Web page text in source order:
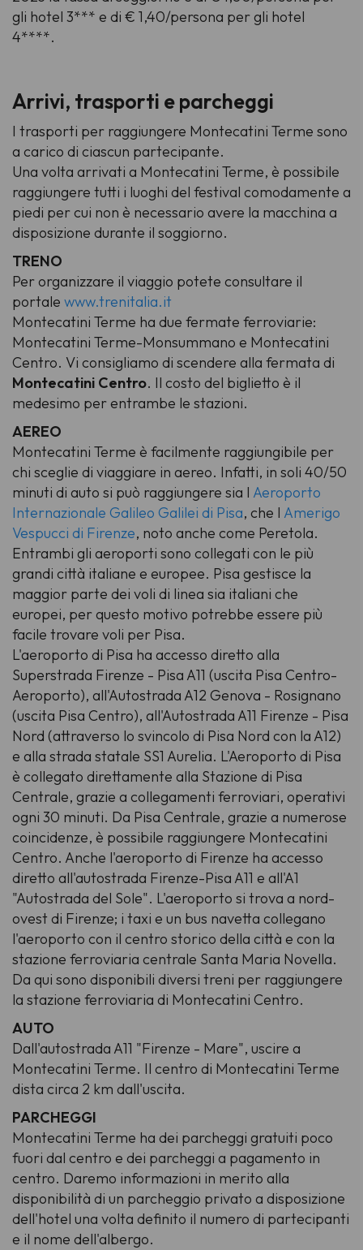
gli hotel 3*** e di € 1,40/persona per gli hotel
4****.
Arrivi, trasporti e parcheggi
I trasporti per raggiungere Montecatini Terme sono
a carico di ciascun partecipante.
Una volta arrivati a Montecatini Terme, è possibile
raggiungere tutti i luoghi del festival comodamente a
piedi per cui non è necessario avere la macchina a
disposizione durante il soggiorno.
TRENO
Per organizzare il viaggio potete consultare il
portale www.trenitalia.it
Montecatini Terme ha due fermate ferroviarie:
Montecatini Terme-Monsummano e Montecatini
Centro. Vi consigliamo di scendere alla fermata di
Montecatini Centro. Il costo del biglietto è il
medesimo per entrambe le stazioni.
AEREO
Montecatini Terme è facilmente raggiungibile per
chi sceglie di viaggiare in aereo. Infatti, in soli 40/50
minuti di auto si può raggiungere sia l' Aeroporto
Internazionale Galileo Galilei di Pisa, che l' Amerigo
Vespucci di Firenze, noto anche come Peretola.
Entrambi gli aeroporti sono collegati con le più
grandi città italiane e europee. Pisa gestisce la
maggior parte dei voli di linea sia italiani che
europei, per questo motivo potrebbe essere più
facile trovare voli per Pisa.
L'aeroporto di Pisa ha accesso diretto alla
Superstrada Firenze - Pisa A11 (uscita Pisa Centro-
Aeroporto), all'Autostrada A12 Genova - Rosignano
(uscita Pisa Centro), all'Autostrada A11 Firenze - Pisa
Nord (attraverso lo svincolo di Pisa Nord con la A12)
e alla strada statale SS1 Aurelia. L'Aeroporto di Pisa
è collegato direttamente alla Stazione di Pisa
Centrale, grazie a collegamenti ferroviari, operativi
ogni 30 minuti. Da Pisa Centrale, grazie a numerose
coincidenze, è possibile raggiungere Montecatini
Centro. Anche l'aeroporto di Firenze ha accesso
diretto all'autostrada Firenze-Pisa A11 e all'A1
"Autostrada del Sole". L'aeroporto si trova a nord-
ovest di Firenze; i taxi e un bus navetta collegano
l'aeroporto con il centro storico della città e con la
stazione ferroviaria centrale Santa Maria Novella.
Da qui sono disponibili diversi treni per raggiungere
la stazione ferroviaria di Montecatini Centro.
AUTO
Dall'autostrada A11 "Firenze - Mare", uscire a
Montecatini Terme. Il centro di Montecatini Terme
dista circa 2 km dall'uscita.
PARCHEGGI
Montecatini Terme ha dei parcheggi gratuiti poco
fuori dal centro e dei parcheggi a pagamento in
centro. Daremo informazioni in merito alla
disponibilità di un parcheggio privato a disposizione
dell'hotel una volta definito il numero di partecipanti
e il nome dell'albergo.